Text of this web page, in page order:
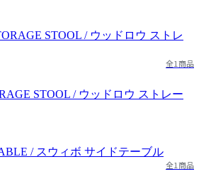
全1商品
STOOL / ウッドロウ ストレー
全1商品